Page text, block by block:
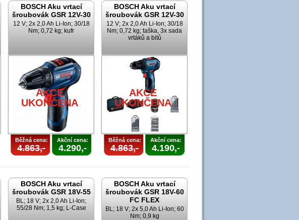
BOSCH Aku vrtací
šroubovák GSR 12V-30
12 V; 2x 2,0 Ah Li-Ion; 30/18
Nm; 0,72 kg; kufr
AKCE
UKONČENA
Běžná cena:
4.863,-
Akční cena:
4.290,-
BOSCH Aku vrtací
šroubovák GSR 12V-30
12 V; 2x 2,0 Ah Li-Ion; 30/18
Nm; 0,72 kg; taška, 3x sada
vrtáků a bitů
AKCE
UKONČENA
Běžná cena:
4.863,-
Akční cena:
4.190,-
BOSCH Aku vrtací
šroubovák GSR 18V-55
BL; 18 V; 2x 2,0 Ah Li-Ion;
55/28 Nm; 1,5 kg; L-Case
BOSCH Aku vrtací
šroubovák GSR 18V-60
FC FLEX
BL; 18 V; 2x 5,0 Ah Li-Ion; 60
Nm; 0,9 kg